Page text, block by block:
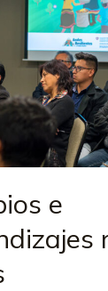
e